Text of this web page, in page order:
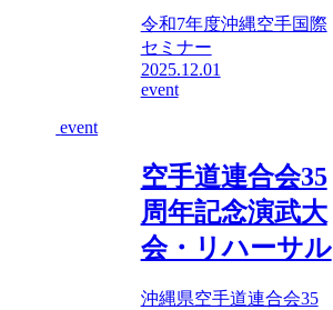
令和7年度沖縄空手国際
セミナー
2025.12.01
event
event
空手道連合会35
周年記念演武大
会・リハーサル
沖縄県空手道連合会35